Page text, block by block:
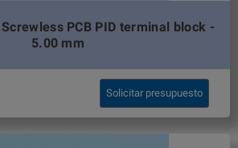
PCB PID terminal block -
5.00 mm
Solicitar presupuesto